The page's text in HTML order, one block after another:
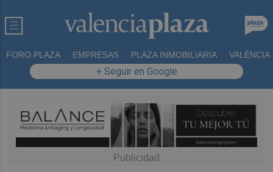
FORO PLAZA EMPRESAS PLAZA INMOBILIARIA VALÈNCIA
+ Seguir en Google